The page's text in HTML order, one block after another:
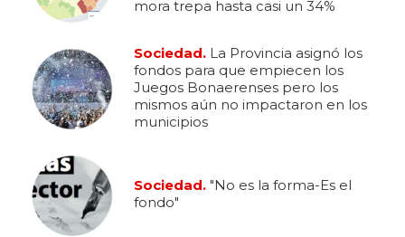
mora trepa hasta casi un 34%
Sociedad. La Provincia asignó los
fondos para que empiecen los
Juegos Bonaerenses pero los
mismos aún no impactaron en los
municipios
Sociedad. "No es la forma-Es el
fondo"